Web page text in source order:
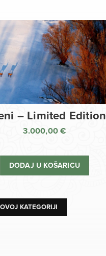
– Limited Edition
3.000,00€
DODAJ U KOŠARICU
KATEGORIJI